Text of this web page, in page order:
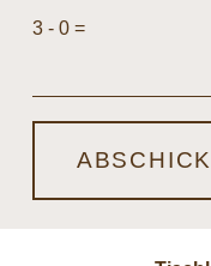
3 - 0 =